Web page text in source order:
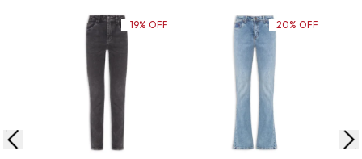
ADICIONAR AO CARRINHO
19% OFF
ADICIONAR AO CARRINHO
20% OFF